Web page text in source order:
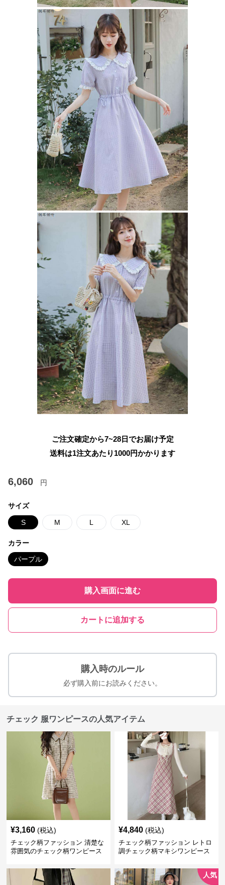
ご注文確定から7~28日でお届け予定
送料は1注文あたり 1000円かかります
6,060 円
サイズ
S M L XL
カラー
パープル
購入画面に進む
カートに追加する
購入時のルール
必ず購入前にお読みください。
チェック 服ワンピースの人気アイテム
¥3,160 (税込)
チェック柄ファッション 清楚な
雰囲気のチェック柄ワンピース
¥4,840 (税込)
チェック柄ファッション レトロ
調チェック柄マキシワンピース
人気